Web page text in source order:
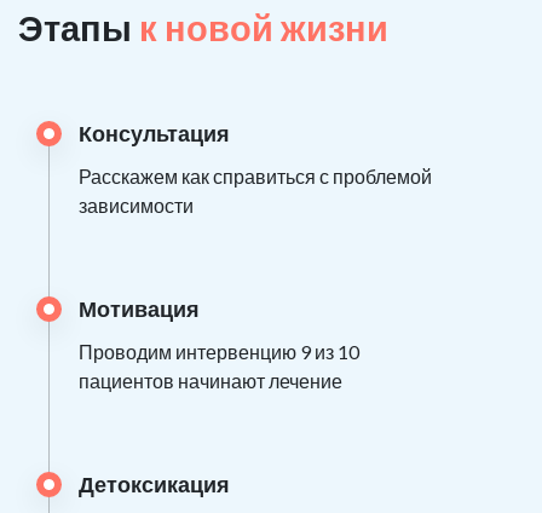
Этапы к новой жизни
Консультация
Расскажем как справиться с проблемой
зависимости
Мотивация
Проводим интервенцию 9 из 10
пациентов начинают лечение
Детоксикация